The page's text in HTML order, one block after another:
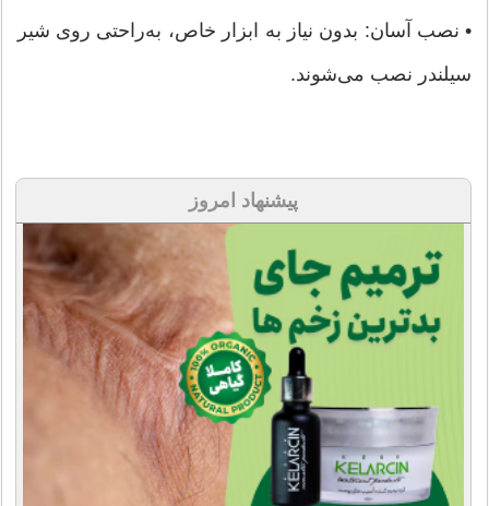
• نصب آسان: بدون نیاز به ابزار خاص، به‌راحتی روی شیر
سیلندر نصب می‌شوند.
پیشنهاد امروز